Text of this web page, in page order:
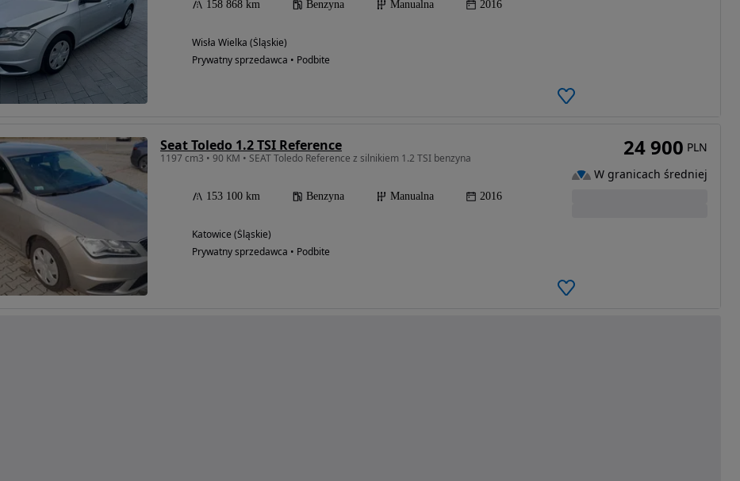
158 868 km Benzyna Manualna 2016
Wisła Wielka (Śląskie)
Prywatny sprzedawca • Podbite
Seat Toledo 1.2 TSI Reference
1197 cm3 • 90 KM • SEAT Toledo Reference z silnikiem 1.2 TSI benzyna
153 100 km Benzyna Manualna 2016
Katowice (Śląskie)
Prywatny sprzedawca • Podbite
24 900 PLN
W granicach średniej